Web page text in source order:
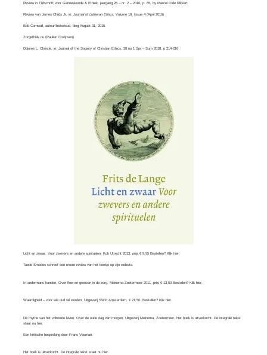
Review in Tijdschrift voor Geneeskunde & Ethiek, jaargang 26 – nr. 2 – 2016, p. 65, byMarcel Olde Rikkert
Review van James Childs Jr . in: Journal of Lutheran Ethics,Volume 16, Issue 4​ (April 2016)
Bob Cornwall , auteur/historicus, blog August 31, 2015.
Zorgethiek.nu (Paulien Cozijnsen)
Dolores L. Christie, in: Journal of the Society of Christian Ethics , 38 no 1 Spr – Sum 2018, p 214-216
Licht en zwaar. Voor zwevers en andere spirituelen. Kok Utrecht 2013, prijs € 9,95 Bestellen? Klikhier
Taede Smedes schreef een mooie review van het boekje op zijnwebsite
In andermans handen. Over flow en grenzen in de zorg. Meinema Zoetermeer 2011, prijs € 13,50 Bestellen? Klikhier
Waardigheid – voor wie oud wil worden, Uitgeverij SWP Amsterdam, € 21,50. Bestellen? Klikhier
De mythe van het voltooide leven. Over de oude dag van morgen, Uitgeverij Meinema, Zoetermeer. Het boek is uitverkocht. De integrale tekst
staat nuhier
Een kritische bespreking doorFrans Vosman
Het boek is uitverkocht. De integrale tekst staat nuhier.